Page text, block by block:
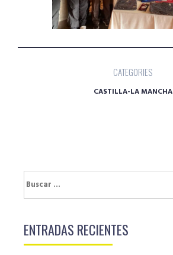
CATEGORIES
CASTILLA-LA MANCHA
Buscar:
ENTRADAS RECIENTES